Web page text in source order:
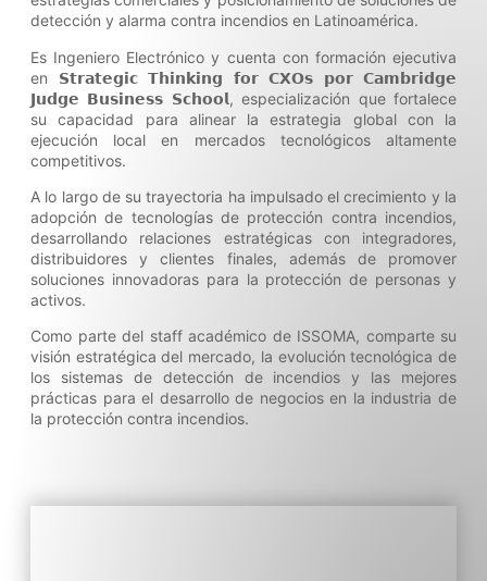
detección y alarma contra incendios en Latinoamérica.
Es Ingeniero Electrónico y cuenta con formación ejecutiva
en 𝗦𝘁𝗿𝗮𝘁𝗲𝗴𝗶𝗰 𝗧𝗵𝗶𝗻𝗸𝗶𝗻𝗴 𝗳𝗼𝗿 𝗖𝗫𝗢𝘀 𝗽𝗼𝗿 𝗖𝗮𝗺𝗯𝗿𝗶𝗱𝗴𝗲
𝗝𝘂𝗱𝗴𝗲 𝗕𝘂𝘀𝗶𝗻𝗲𝘀𝘀 𝗦𝗰𝗵𝗼𝗼𝗹, especialización que fortalece
su capacidad para alinear la estrategia global con la
ejecución local en mercados tecnológicos altamente
competitivos.
A lo largo de su trayectoria ha impulsado el crecimiento y la
adopción de tecnologías de protección contra incendios,
desarrollando relaciones estratégicas con integradores,
distribuidores y clientes finales, además de promover
soluciones innovadoras para la protección de personas y
activos.
Como parte del staff académico de ISSOMA, comparte su
visión estratégica del mercado, la evolución tecnológica de
los sistemas de detección de incendios y las mejores
prácticas para el desarrollo de negocios en la industria de
la protección contra incendios.